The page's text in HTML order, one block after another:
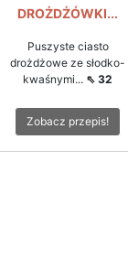
DROŻDŻÓWKI...
Puszyste ciasto
drożdżowe ze słodko-
kwaśnymi... ⇖ 32
Zobacz przepis!